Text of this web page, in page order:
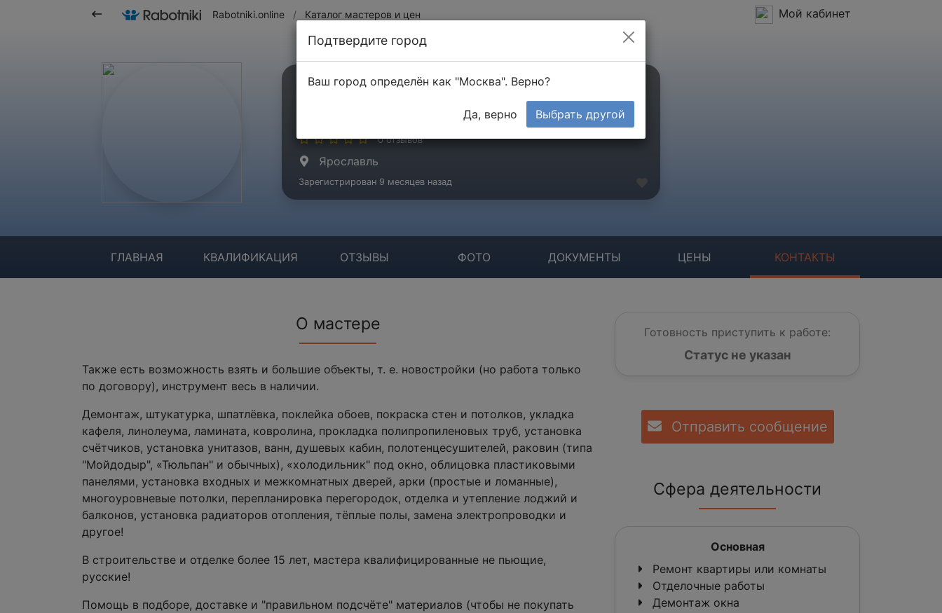
Rabotniki.online / Каталог мастеров и цен Мой кабинет
Кувыршин Дмитрий
0 отзывов
Ярославль
Зарегистрирован 9 месяцев назад
ГЛАВНАЯ КВАЛИФИКАЦИЯ ОТЗЫВЫ ФОТО ДОКУМЕНТЫ ЦЕНЫ КОНТАКТЫ
О мастере
Также есть возможность взять и большие объекты, т. е. новостройки (но работа только
по договору), инструмент весь в наличии.
Демонтаж, штукатурка, шпатлёвка, поклейка обоев, покраска стен и потолков, укладка
кафеля, линолеума, ламината, ковролина, прокладка полипропиленовых труб, установка
счётчиков, установка унитазов, ванн, душевых кабин, полотенцесушителей, раковин (типа
"Мойдодыр", «Тюльпан" и обычных), «холодильник" под окно, облицовка пластиковыми
панелями, установка входных и межкомнатных дверей, арки (простые и ломанные),
многоуровневые потолки, перепланировка перегородок, отделка и утепление лоджий и
балконов, установка радиаторов отопления, тёплые полы, замена электропроводки и
другое!
В строительстве и отделке более 15 лет, мастера квалифицированные не пьющие,
русские!
Помощь в подборе, доставке и "правильном подсчёте" материалов (чтобы не покупать
Готовность приступить к работе:
Статус не указан
Отправить сообщение
Сфера деятельности
Основная
Ремонт квартиры или комнаты
Отделочные работы
Демонтаж окна
Подтвердите город
Ваш город определён как "Москва". Верно?
Да, верно Выбрать другой